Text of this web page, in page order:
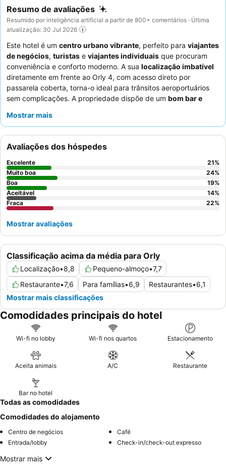
Resumo de avaliações
Resumido por inteligência artificial a partir de 800+ comentários · Última
atualização: 30 Jul 2026
Este hotel é um centro urbano vibrante, perfeito para viajantes
de negócios, turistas e viajantes individuais que procuram
conveniência e conforto moderno. A sua localização imbatível
diretamente em frente ao Orly 4, com acesso direto por
passarela coberta, torna-o ideal para trânsitos aeroportuários
sem complicações. A propriedade dispõe de um bom bar e
promovendo uma atmosfera animada. Os hóspedes elogiam
excecional e o
buffet de pequeno-almoço
horários de início antecipados. Para uma experiência mais
tranquila, considere solicitar um quarto longe das principais
áreas comuns.
Mostrar mais
Classificação acima da média para Orly
Localização•8,8 Pequeno-almoço•7,7
Restaurante•7,6 Para famílias•6,9 Restaurantes•6,1
Mostrar mais classificações
Avaliações dos hóspedes
Excelente 21%
Muito boa
24%
Boa
19%
Aceitável
14%
Fraca
22%
Mostrar avaliações
Comodidades principais do hotel
Wi-fi no lobby Wi-fi nos quartos Estacionamento
Aceita animais A/C Restaurante
Bar no hotel
Todas as comodidades
Comodidades do alojamento
Centro de negócios
Café
Entrada/lobby
Check-in/check-out expresso
Mostrar mais